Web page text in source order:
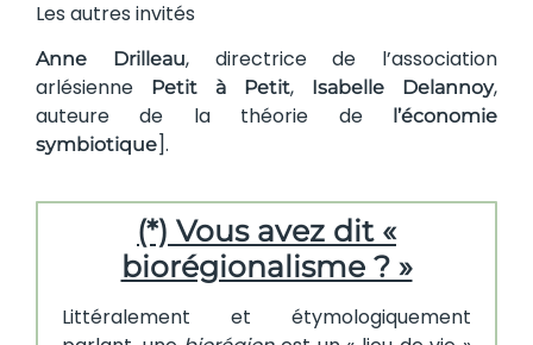
Les autres invités
Anne Drilleau, directrice de l’association
arlésienne
Petit à Petit, Isabelle Delannoy,
auteure de la théorie de
l’économie
symbiotique].
(*) Vous avez dit «
biorégionalisme ? »
Littéralement et étymologiquement